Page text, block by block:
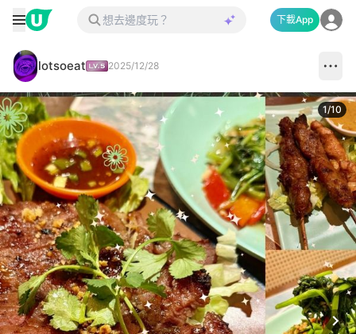
下載App
lotsoeat 2025/12/28
1/10